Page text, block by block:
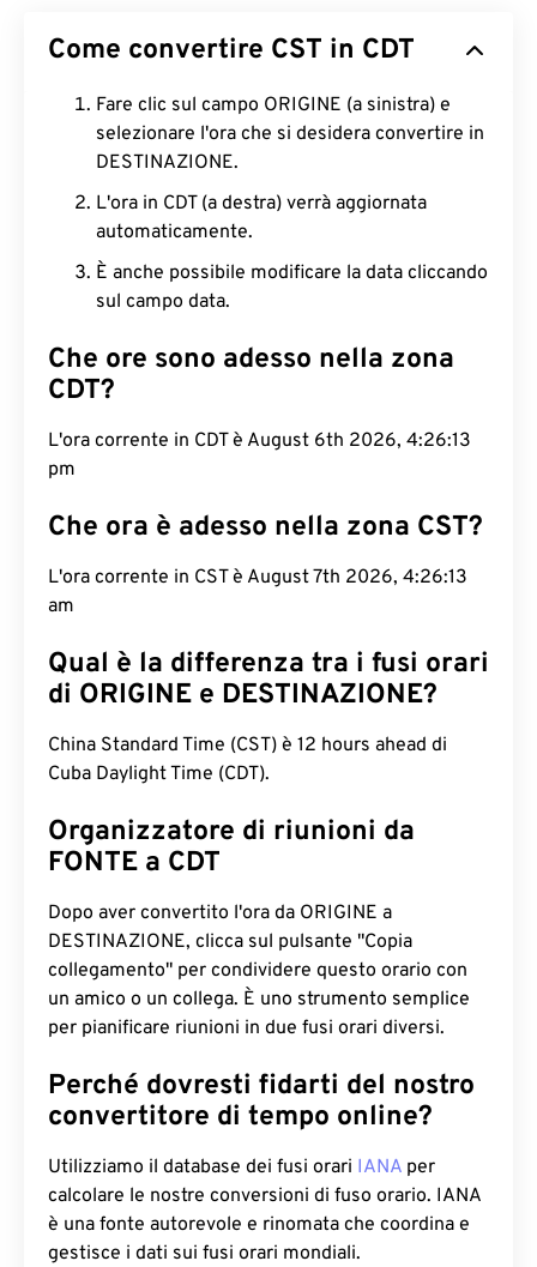
Come convertire CST in CDT
Fare clic sul campo ORIGINE (a sinistra) e
selezionare l'ora che si desidera convertire in
DESTINAZIONE.
L'ora in CDT (a destra) verrà aggiornata
automaticamente.
È anche possibile modificare la data cliccando
sul campo data.
Che ore sono adesso nella zona
CDT?
L'ora corrente in CDT è August 6th 2026, 4:26:14
pm
Che ora è adesso nella zona CST?
L'ora corrente in CST è August 7th 2026, 4:26:14
am
Qual è la differenza tra i fusi orari
di ORIGINE e DESTINAZIONE?
China Standard Time (CST) è 12 hours ahead di
Cuba Daylight Time (CDT).
Organizzatore di riunioni da
FONTE a CDT
Dopo aver convertito l'ora da ORIGINE a
DESTINAZIONE, clicca sul pulsante "Copia
collegamento" per condividere questo orario con
un amico o un collega. È uno strumento semplice
per pianificare riunioni in due fusi orari diversi.
Perché dovresti fidarti del nostro
convertitore di tempo online?
Utilizziamo il database dei fusi orari IANA per
calcolare le nostre conversioni di fuso orario. IANA
è una fonte autorevole e rinomata che coordina e
gestisce i dati sui fusi orari mondiali.